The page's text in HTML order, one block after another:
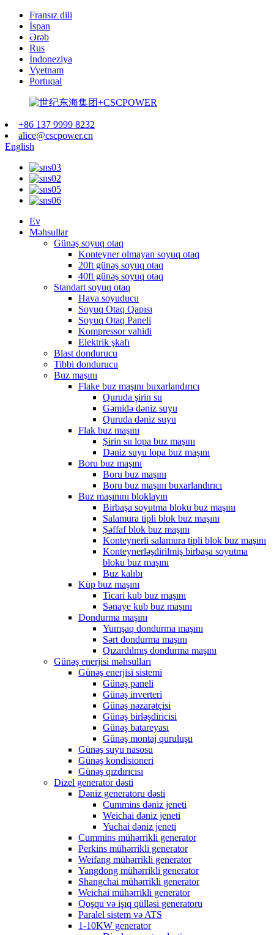
Fransız dili
İspan
Ərəb
Rus
İndoneziya
Vyetnam
Portuqal
+86 137 9999 8232
alice@cscpower.cn
English
Ev
Məhsullar
Günəş soyuq otaq
Konteyner olmayan soyuq otaq
20ft günəş soyuq otaq
40ft günəş soyuq otaq
Standart soyuq otaq
Hava soyuducu
Soyuq Otaq Qapısı
Soyuq Otaq Paneli
Kompressor vahidi
Elektrik şkafı
Blast dondurucu
Tibbi dondurucu
Buz maşını
Flake buz maşını buxarlandırıcı
Quruda şirin su
Gəmidə dəniz suyu
Quruda dəniz suyu
Flak buz maşını
Şirin su lopa buz maşını
Dəniz suyu lopa buz maşını
Boru buz maşını
Boru buz maşını
Boru buz maşını buxarlandırıcı
Buz maşınını bloklayın
Birbaşa soyutma bloku buz maşını
Salamura tipli blok buz maşını
Şəffaf blok buz maşını
Konteynerli salamura tipli blok buz maşını
Konteynerləşdirilmiş birbaşa soyutma
bloku buz maşını
Buz kalıbı
Küp buz maşını
Ticari kub buz maşını
Sənaye kub buz maşını
Dondurma maşını
Yumşaq dondurma maşını
Sərt dondurma maşını
Qızardılmış dondurma maşını
Günəş enerjisi məhsulları
Günəş enerjisi sistemi
Günəş paneli
Günəş inverteri
Günəş nəzarətçisi
Günəş birləşdiricisi
Günəş batareyası
Günəş montaj quruluşu
Günəş suyu nasosu
Günəş kondisioneri
Günəş qızdırıcısı
Dizel generator dəsti
Dəniz generatoru dəsti
Cummins dəniz jeneti
Weichai dəniz jeneti
Yuchai dəniz jeneti
Cummins mühərrikli generator
Perkins mühərrikli generator
Weifang mühərrikli generator
Yangdong mühərrikli generator
Shangchai mühərrikli generator
Weichai mühərrikli generator
Qoşqu və işıq qülləsi generatoru
Paralel sistem və ATS
1-10KW generator